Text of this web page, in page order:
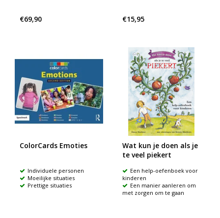
€69,90 €15,95
ColorCards Emoties
Individuele personen
Moeilijke situaties
Prettige situaties
Wat kun je doen als je
te veel piekert
Een help-oefenboek voor
kinderen
Een manier aanleren om
met zorgen om te gaan